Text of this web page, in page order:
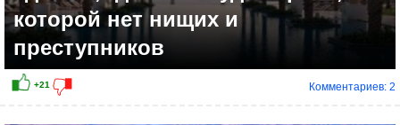
которой нет нищих и
преступников
Комментариев: 2